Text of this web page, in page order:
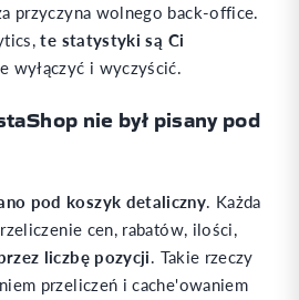
przyczyna wolnego back-office.
te statystyki są Ci
wyłączyć i wyczyścić.
nie był pisany pod
pod koszyk detaliczny. Każda
cen, rabatów, ilości,
liczbę pozycji. Takie rzeczy
przeliczeń i cache'owaniem